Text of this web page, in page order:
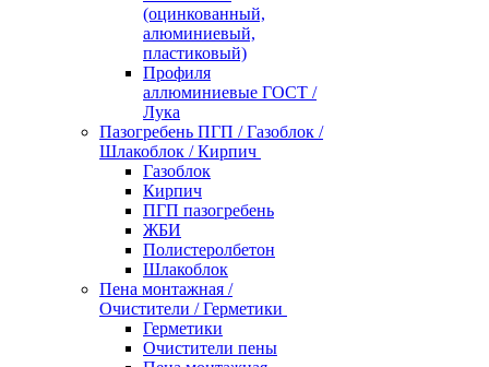
(оцинкованный,
алюминиевый,
пластиковый)
Профиля
аллюминиевые ГОСТ /
Лука
Пазогребень ПГП / Газоблок /
Шлакоблок / Кирпич
Газоблок
Кирпич
ПГП пазогребень
ЖБИ
Полистеролбетон
Шлакоблок
Пена монтажная /
Очистители / Герметики
Герметики
Очистители пены